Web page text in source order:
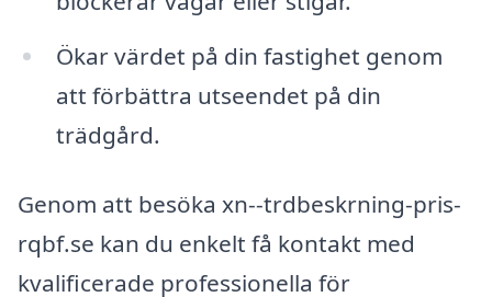
Ökar värdet på din fastighet genom
att förbättra utseendet på din
trädgård.
Genom att besöka xn--trdbeskrning-pris-
rqbf.se kan du enkelt få kontakt med
kvalificerade professionella för